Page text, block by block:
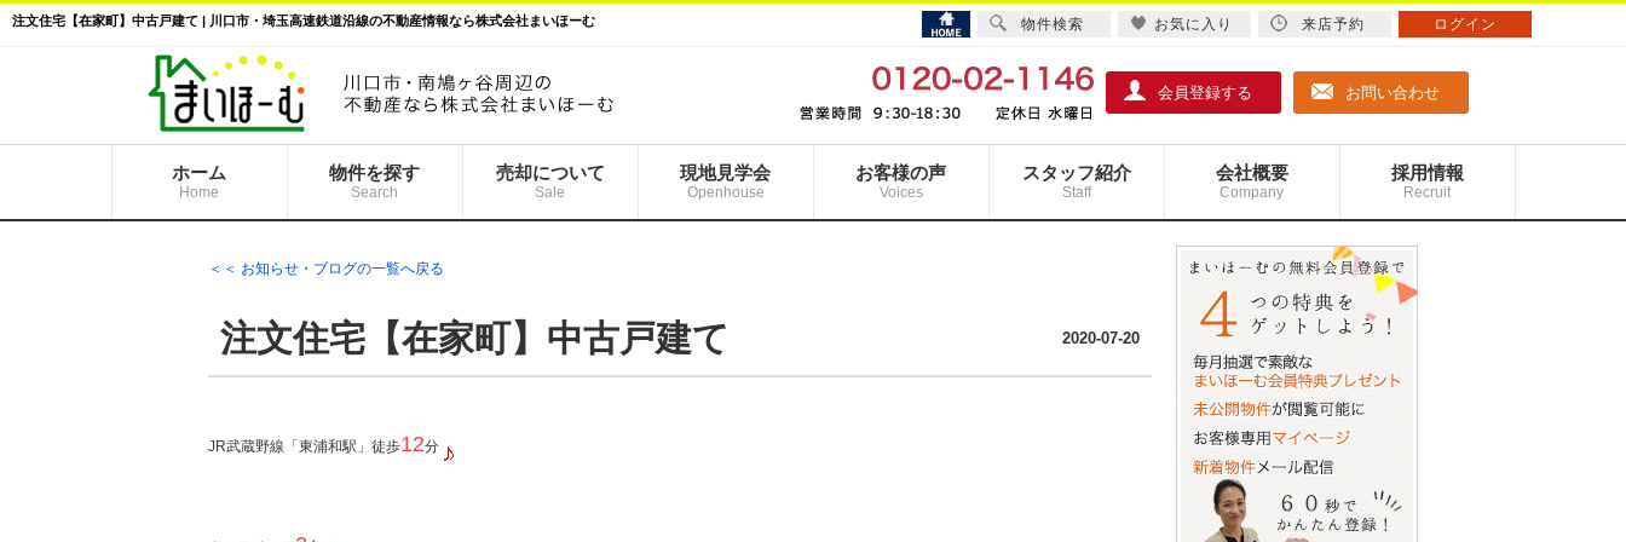
注文住宅【在家町】中古戸建て | 川口市・埼玉高速鉄道沿線の不動産情報なら株式会社まいほーむ
会員登録する お問い合わせ
ホーム
Home
物件を探す
Search
売却について
Sale
現地見学会
Openhouse
お客様の声
Voices
スタッフ紹介
Staff
会社概要
Company
採用情報
Recruit
＜＜ お知らせ・ブログの一覧へ戻る
注文住宅【在家町】中古戸建て 2020-07-20
JR武蔵野線「東浦和駅」徒歩12分
物件検索 お気に入り 来店予約 ログイン